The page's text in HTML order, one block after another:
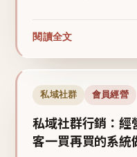
閱讀全文
私域社群 會員經營
私域社群行銷：經
客一買再買的系統